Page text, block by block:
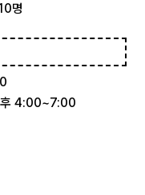
명
후 4:00~7:00